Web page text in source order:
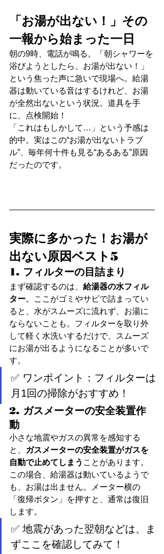
「お湯が出ない！」その
一報から始まった一日
朝の9時、電話が鳴る。「朝シャワーを
浴びようとしたら、お湯が出ない！」
という焦った声に急いで現場へ。給湯
器は動いている音はするけれど、お湯
が全然出ないという状況。道具を手
に、点検開始！
「これはもしかして…」という予感は
的中。実はこの“お湯が出ないトラブ
ル”、毎年何十件も見る“あるある”原因
だったのです。
実際に多かった！お湯が
出ない原因ベスト5
1. フィルターの目詰まり
まず確認するのは、 給湯器の水フィル
ター。ここがゴミやサビで詰まってい
ると、水がスムーズに流れず、お湯に
ならないことも。フィルターを取り外
して軽く水洗いするだけで、スムーズ
にお湯が出るようになることが多いで
す。
✅ ワンポイント：フィルターは
月1回の掃除がおすすめ！
2. ガスメーターの安全装置作
動
小さな地震やガスの異常を感知する
と、
ガスメーターの安全装置がガスを
自動で止めてしまう ことがあります。
この場合、給湯器は動いているようで
も、お湯は出ません。メーター横の
「復帰ボタン」を押すと、通常は復旧
します。
✅ 地震があった翌朝などは、ま
ずここを確認してみて！